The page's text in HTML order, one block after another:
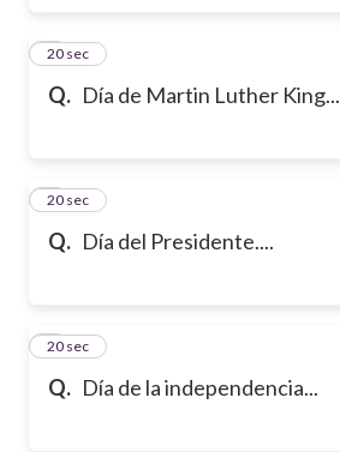
Q. Día de Martin Luther King...
6
20 sec
Q. Día del Presidente....
7
20 sec
Q. Día de la independencia...
8
20 sec